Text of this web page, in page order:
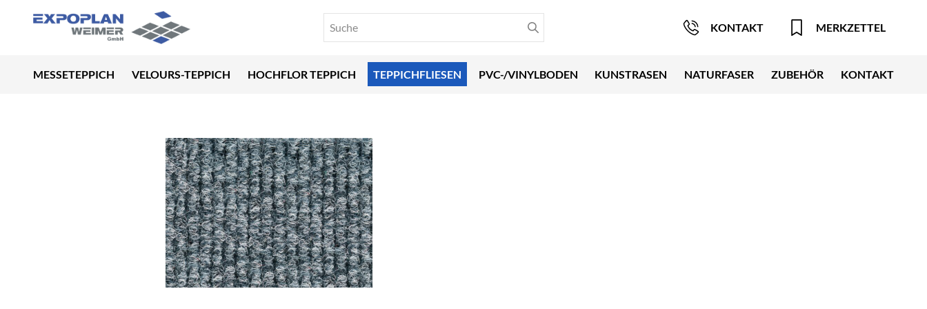
KONTAKT MERKZETTEL
MESSETEPPICH VELOURS-TEPPICH HOCHFLOR TEPPICH TEPPICHFLIESEN PVC-/VINYLBODEN KUNSTRASEN NATURFASER ZUBEHÖR KONTAKT